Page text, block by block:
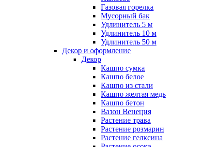
Газовая горелка
Мусорный бак
Удлинитель 5 м
Удлинитель 10 м
Удлинитель 50 м
Декор и оформление
Декор
Кашпо сумка
Кашпо белое
Кашпо из стали
Кашпо желтая медь
Кашпо бетон
Вазон Венеция
Растение трава
Растение розмарин
Растение гелксина